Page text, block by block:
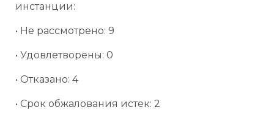
инстанции:
• Не рассмотрено: 9
• Удовлетворены: 0
• Отказано: 4
• Срок обжалования истек: 2